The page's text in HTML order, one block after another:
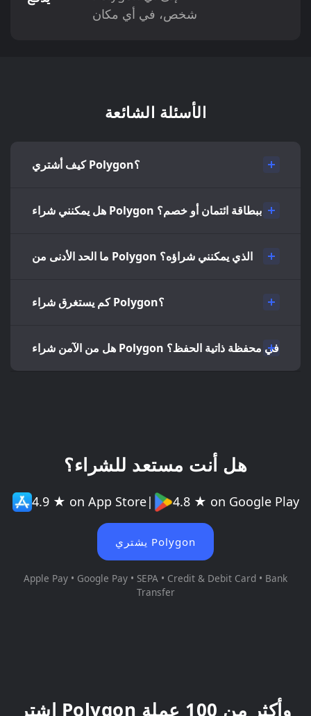
شخص، في أي مكان
الأسئلة الشائعة
كيف أشتري Polygon؟
هل يمكنني شراء Polygon ببطاقة ائتمان أو خصم؟
ما الحد الأدنى من Polygon الذي يمكنني شراؤه؟
كم يستغرق شراء Polygon؟
هل من الآمن شراء Polygon في محفظة ذاتية الحفظ؟
هل أنت مستعد للشراء؟
4.9 ★ on App Store| 4.8 ★ on Google Play
يشتري Polygon
Apple Pay • Google Pay • SEPA • Credit & Debit Card • Bank
Transfer
اشترِ Polygon وأكثر من 100 عملة